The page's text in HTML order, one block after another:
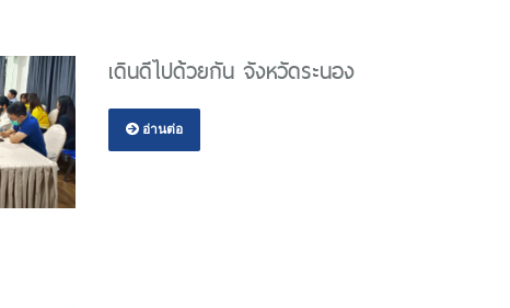
เดินดีไปด้วยกัน จังหวัดระนอง
อ่านต่อ